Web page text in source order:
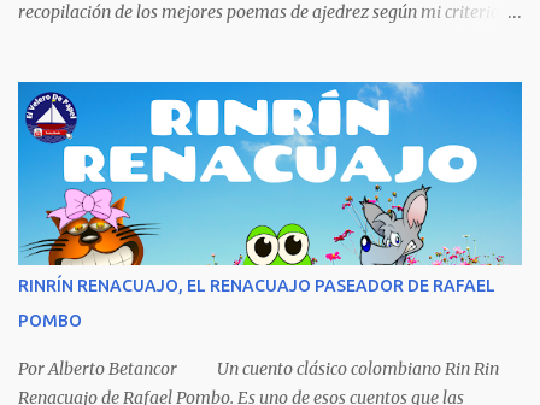
recopilación de los mejores poemas de ajedrez según mi criterio
Borges es uno de los grandes pensadores del Siglo XX, su obra
universal trasciende más allá del premio Nobel de Literatura que le
fue negado por razones políticas, pero como hombre de principios
y sabiendo que sus posturas ideológicas eran un óbice para
obtenerlo, prefirió sus principios que el Nobel. Jorg...
RINRÍN RENACUAJO, EL RENACUAJO PASEADOR DE RAFAEL
POMBO
Por Alberto Betancor Un cuento clásico colombiano Rin Rin
Renacuajo de Rafael Pombo. Es uno de esos cuentos que las